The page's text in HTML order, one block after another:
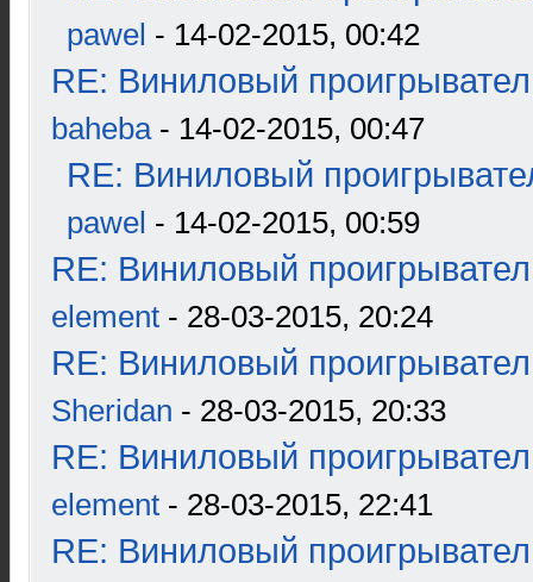
pawel - 14-02-2015, 00:42
RE: Виниловый
baheba- 14-02-2015, 00:47
RE: Виниловый
pawel - 14-02-2015, 00:59
RE: Виниловый
element - 28-03-2015, 20:24
RE: Виниловый
Sheridan - 28-03-2015, 20:33
RE: Виниловый
element - 28-03-2015, 22:41
RE: Виниловый